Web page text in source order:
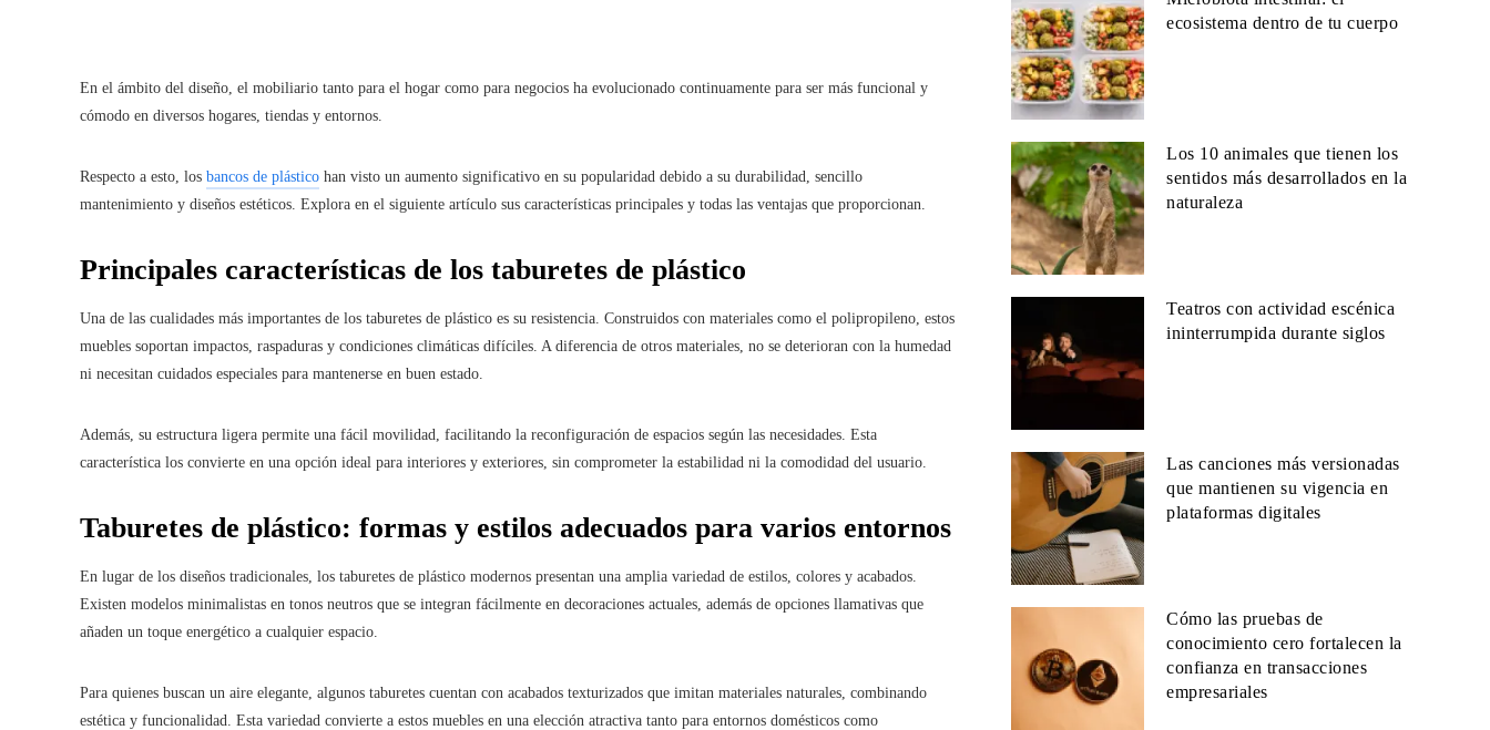
En el ámbito del diseño, el mobiliario tanto para el hogar como para negocios ha evolucionado continuamente para ser más funcional y
cómodo en diversos hogares, tiendas y entornos.
Respecto a esto, los bancos de plástico han visto un aumento significativo en su popularidad debido a su durabilidad, sencillo
mantenimiento y diseños estéticos. Explora en el siguiente artículo sus características principales y todas las ventajas que proporcionan.
Principales características de los taburetes de plástico
Una de las cualidades más importantes de los taburetes de plástico es su resistencia. Construidos con materiales como el polipropileno, estos
muebles soportan impactos, raspaduras y condiciones climáticas difíciles. A diferencia de otros materiales, no se deterioran con la humedad
ni necesitan cuidados especiales para mantenerse en buen estado.
Además, su estructura ligera permite una fácil movilidad, facilitando la reconfiguración de espacios según las necesidades. Esta
característica los convierte en una opción ideal para interiores y exteriores, sin comprometer la estabilidad ni la comodidad del usuario.
Taburetes de plástico: formas y estilos adecuados para varios entornos
En lugar de los diseños tradicionales, los taburetes de plástico modernos presentan una amplia variedad de estilos, colores y acabados.
Existen modelos minimalistas en tonos neutros que se integran fácilmente en decoraciones actuales, además de opciones llamativas que
añaden un toque energético a cualquier espacio.
Para quienes buscan un aire elegante, algunos taburetes cuentan con acabados texturizados que imitan materiales naturales, combinando
estética y funcionalidad. Esta variedad convierte a estos muebles en una elección atractiva tanto para entornos domésticos como
ecosistema dentro de tu cuerpo
Los 10 animales que tienen los
sentidos más desarrollados en la
naturaleza
Teatros con actividad escénica
ininterrumpida durante siglos
Las canciones más versionadas
que mantienen su vigencia en
plataformas digitales
Cómo las pruebas de
conocimiento cero fortalecen la
confianza en transacciones
empresariales